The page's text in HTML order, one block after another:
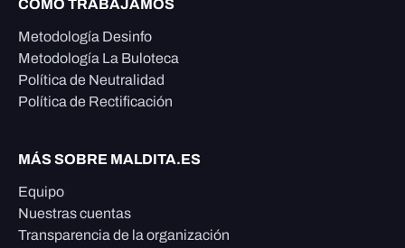
CÓMO TRABAJAMOS
Metodología Desinfo
Metodología La Buloteca
Política de Neutralidad
Política de Rectificación
MÁS SOBRE MALDITA.ES
Equipo
Nuestras cuentas
Transparencia de la organización